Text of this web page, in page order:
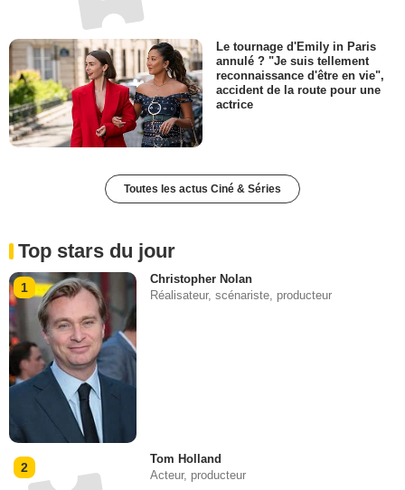
Le tournage d'Emily in Paris
annulé ? "Je suis tellement
reconnaissance d'être en vie",
accident de la route pour une
actrice
Toutes les actus Ciné & Séries
Top stars du jour
1
Christopher Nolan
Réalisateur, scénariste, producteur
2
Tom Holland
Acteur, producteur